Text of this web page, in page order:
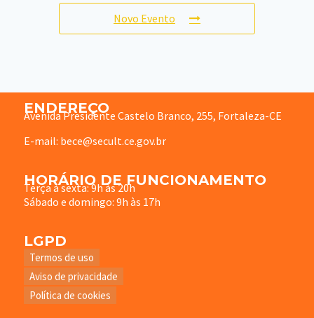
Novo Evento
ENDEREÇO
Avenida Presidente Castelo Branco, 255, Fortaleza-CE
E-mail: bece@secult.ce.gov.br
HORÁRIO DE FUNCIONAMENTO
Terça à sexta: 9h às 20h
Sábado e domingo: 9h às 17h
LGPD
Termos de uso
Aviso de privacidade
Política de cookies